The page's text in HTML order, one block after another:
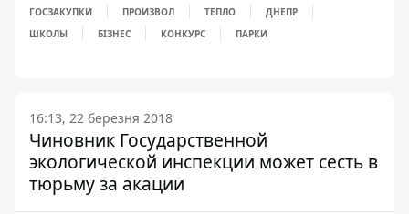
ГОСЗАКУПКИ
ПРОИЗВОЛ ТЕПЛО
ДНЕПР
ШКОЛЫ
БІЗНЕС КОНКУРС ПАРКИ
16:13, 22 березня 2018
Чиновник Государственной
экологической инспекции может сесть в
тюрьму за акации